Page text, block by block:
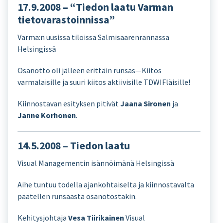
17.9.2008 – “Tiedon laatu Varman
tietovarastoinnissa”
Varma:n uusissa tiloissa Salmisaarenrannassa
Helsingissä
Osanotto oli jälleen erittäin runsas—Kiitos
varmalaisille ja suuri kiitos aktiivisille TDWIFläisille!
Kiinnostavan esityksen pitivätJaana Sironen ja
Janne Korhonen.
14.5.2008 – Tiedon laatu
Visual Managementin isännöimänä Helsingissä
Aihe tuntuu todella ajankohtaiselta ja kiinnostavalta
päätellen runsaasta osanotostakin.
Kehitysjohtaja Vesa Tiirikainen Visual